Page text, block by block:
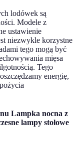
lodówek są
Modele z
ustawienie
niezwykle korzystne
tego mogą być
mięsa
Tego
energię,
Lampka nocna z
lampy stołowe